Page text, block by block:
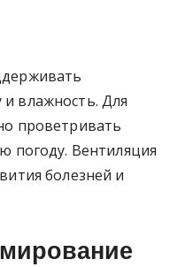
влажность. Для
проветривать
погоду. Вентиляция
болезней и